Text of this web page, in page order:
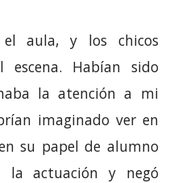
aula, y los chicos
escena. Habían sido
la atención a mi
imaginado ver en
su papel de alumno
la actuación y negó